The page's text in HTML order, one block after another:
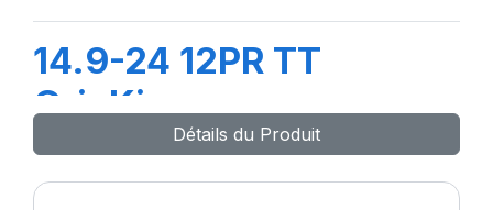
14.9-24 12PR TT
GripKing
Détails du Produit